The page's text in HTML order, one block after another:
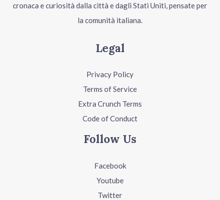
cronaca e curiosità dalla città e dagli Stati Uniti, pensate per
la comunità italiana.
Legal
Privacy Policy
Terms of Service
Extra Crunch Terms
Code of Conduct
Follow Us
Facebook
Youtube
Twitter